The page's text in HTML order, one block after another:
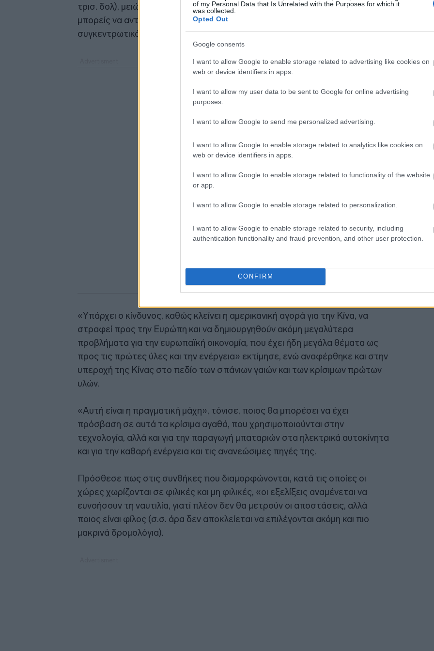
of my Personal Data that Is Unrelated with the Purposes for which it
was collected.
Opted Out
Google consents
I want to allow Google to enable storage related to advertising like cookies on
web or device identifiers in apps.
I want to allow my user data to be sent to Google for online advertising
purposes.
I want to allow Google to send me personalized advertising.
I want to allow Google to enable storage related to analytics like cookies on
web or device identifiers in apps.
I want to allow Google to enable storage related to functionality of the website
or app.
I want to allow Google to enable storage related to personalization.
I want to allow Google to enable storage related to security, including
authentication functionality and fraud prevention, and other user protection.
CONFIRM
τρισ. δολ), μειώνει τα κόστη της και επιδοτεί αδρά τις επιχειρήσεις της. «Δεν
μπορείς να ανταγωνιστείς αυτό το σύστημα (το κινεζικό) που είναι και
συγκεντρωτικό και περιλαμβάνει επιδοτήσεις» επισήμανε.
«Υπάρχει ο κίνδυνος, καθώς κλείνει η αμερικανική αγορά για την Κίνα, να
στραφεί προς την Ευρώπη και να δημιουργηθούν ακόμη μεγαλύτερα
προβλήματα για την ευρωπαϊκή οικονομία, που έχει ήδη μεγάλα θέματα ως
προς τις πρώτες ύλες και την ενέργεια» εκτίμησε, ενώ αναφέρθηκε και στην
υπεροχή της Κίνας στο πεδίο των σπάνιων γαιών και των κρίσιμων πρώτων
υλών.
«Αυτή είναι η πραγματική μάχη», τόνισε, ποιος θα μπορέσει να έχει
πρόσβαση σε αυτά τα κρίσιμα αγαθά, που χρησιμοποιούνται στην
τεχνολογία, αλλά και για την παραγωγή μπαταριών στα ηλεκτρικά αυτοκίνητα
και για την καθαρή ενέργεια και τις ανανεώσιμες πηγές της.
Πρόσθεσε πως στις συνθήκες που διαμορφώνονται, κατά τις οποίες οι
χώρες χωρίζονται σε φιλικές και μη φιλικές, «οι εξελίξεις αναμένεται να
ευνοήσουν τη ναυτιλία, γιατί πλέον δεν θα μετρούν οι αποστάσεις, αλλά
ποιος είναι φίλος (σ.σ. άρα δεν αποκλείεται να επιλέγονται ακόμη και πιο
μακρινά δρομολόγια).
19:37